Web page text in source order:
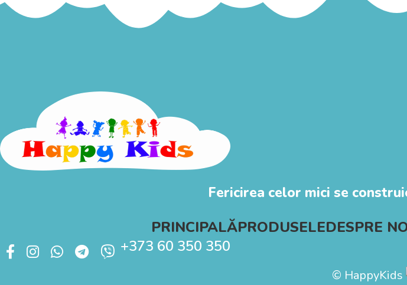
Fericirea celor mici se
PRINCIPALĂPRODUSELEDESPRE
+373 60 350 350
© HappyKids